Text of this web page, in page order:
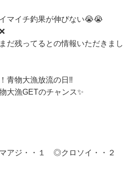
マイチ釣果が伸びない😭😭
だ残ってるとの情報いただきまし
青物大漁放流の日‼
大漁GETのチャンス✨
アジ・・１ ◎クロソイ・・２